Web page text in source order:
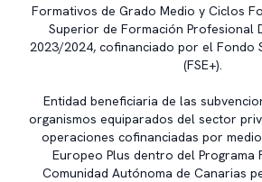
Formativos de Grado Medio y Ciclos
Superior de Formación Profesional
2023/2024, cofinanciado por el Fondo
(FSE+).
Entidad beneficiaria de las
organismos equiparados del sector
operaciones cofinanciadas por
Europeo Plus dentro del Programa
Comunidad Autónoma de Canarias